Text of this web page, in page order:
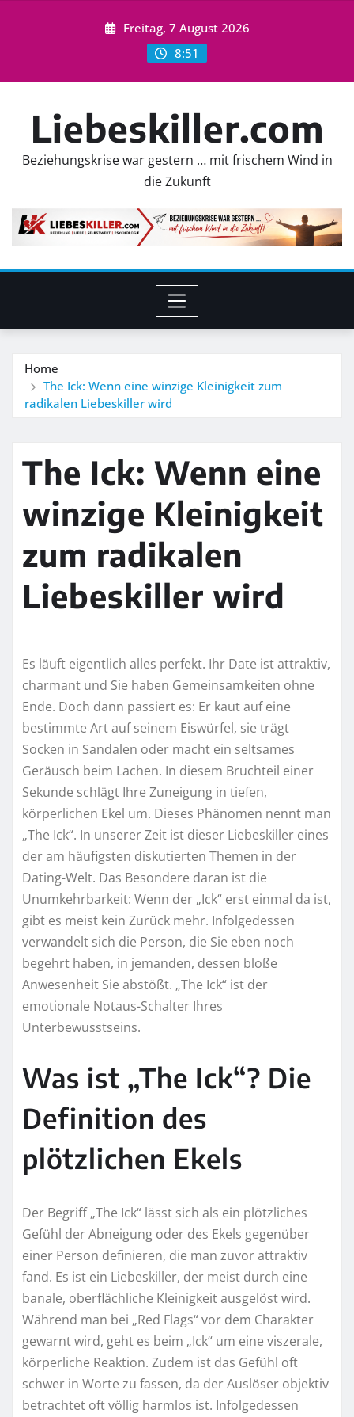
Freitag, 7 August 2026
8:51
Liebeskiller.com
Beziehungskrise war gestern … mit frischem Wind in
die Zukunft
Home
The Ick: Wenn eine winzige Kleinigkeit zum
radikalen Liebeskiller wird
The Ick: Wenn eine
winzige Kleinigkeit
zum radikalen
Liebeskiller wird
Es läuft eigentlich alles perfekt. Ihr Date ist attraktiv,
charmant und Sie haben Gemeinsamkeiten ohne
Ende. Doch dann passiert es: Er kaut auf eine
bestimmte Art auf seinem Eiswürfel, sie trägt
Socken in Sandalen oder macht ein seltsames
Geräusch beim Lachen. In diesem Bruchteil einer
Sekunde schlägt Ihre Zuneigung in tiefen,
körperlichen Ekel um. Dieses Phänomen nennt man
„The Ick“. In unserer Zeit ist dieser Liebeskiller eines
der am häufigsten diskutierten Themen in der
Dating-Welt. Das Besondere daran ist die
Unumkehrbarkeit: Wenn der „Ick“ erst einmal da ist,
gibt es meist kein Zurück mehr. Infolgedessen
verwandelt sich die Person, die Sie eben noch
begehrt haben, in jemanden, dessen bloße
Anwesenheit Sie abstößt. „The Ick“ ist der
emotionale Notaus-Schalter Ihres
Unterbewusstseins.
Was ist „The Ick“? Die
Definition des
plötzlichen Ekels
Der Begriff „The Ick“ lässt sich als ein plötzliches
Gefühl der Abneigung oder des Ekels gegenüber
einer Person definieren, die man zuvor attraktiv
fand. Es ist ein Liebeskiller, der meist durch eine
banale, oberflächliche Kleinigkeit ausgelöst wird.
Während man bei „Red Flags“ vor dem Charakter
gewarnt wird, geht es beim „Ick“ um eine viszerale,
körperliche Reaktion. Zudem ist das Gefühl oft
schwer in Worte zu fassen, da der Auslöser objektiv
betrachtet oft völlig harmlos ist. Infolgedessen